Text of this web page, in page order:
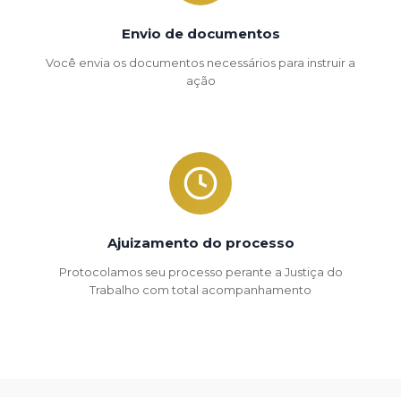
Envio de documentos
Você envia os documentos necessários para instruir a
ação
Ajuizamento do processo
Protocolamos seu processo perante a Justiça do
Trabalho com total acompanhamento